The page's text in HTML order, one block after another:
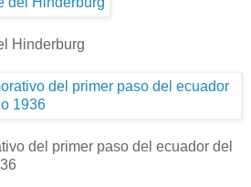
Hinderburg
del primer paso del ecuador del